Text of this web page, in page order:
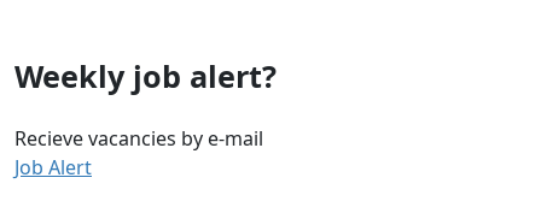
Weekly job alert?
Recieve vacancies by e-mail
Job Alert